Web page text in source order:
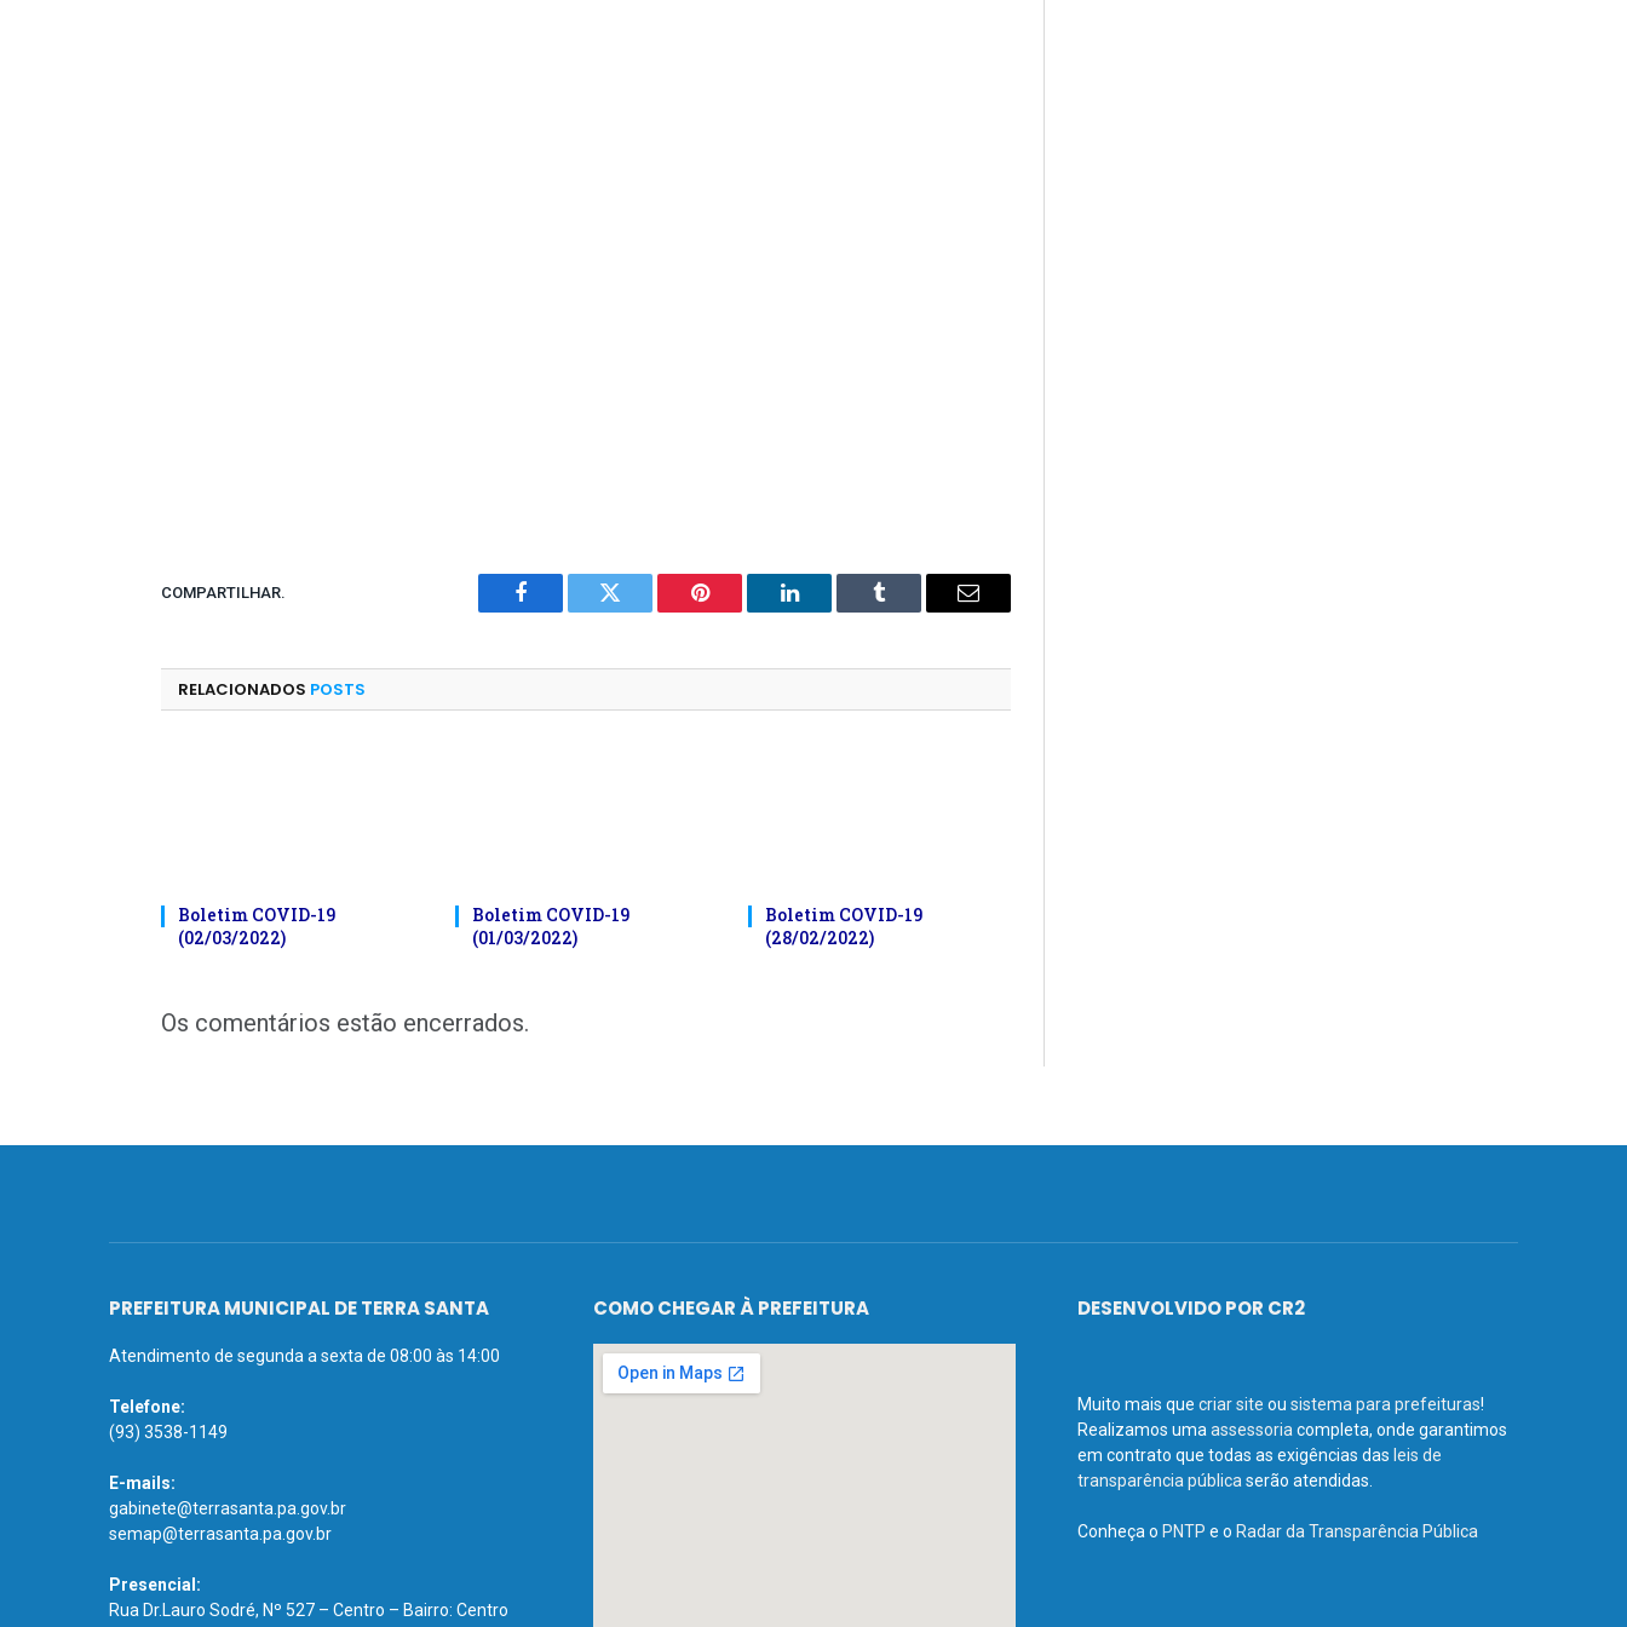
COMPARTILHAR.
Facebook Twitter Pinterest LinkedIn Tumblr
E-
RELACIONADOS POSTS
Boletim COVID-19
(02/03/2022)
Boletim COVID-19
(01/03/2022)
Boletim COVID-19
(28/02/2022)
Os comentários estão encerrados.
PREFEITURA MUNICIPAL DE TERRA SANTA
Atendimento de segunda a sexta de 08:00 às 14:00
Telefone:
(93) 3538-1149
E-mails:
gabinete@terrasanta.pa.gov.br
semap@terrasanta.pa.gov.br
Presencial:
Rua Dr.Lauro Sodré, Nº 527 – Centro – Bairro: Centro
COMO CHEGAR À PREFEITURA DESENVOLVIDO POR CR2
Muito mais que criar site ou sistema para prefeituras!
Realizamos uma assessoria completa, onde garantimos
em contrato que todas as exigências das leis de
transparência pública serão atendidas.
Conheça o PNTP e o Radar da Transparência Pública